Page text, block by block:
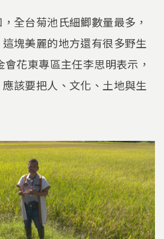
全台菊池氏細鯽數量最多，
塊美麗的地方還有很多野生
花東專區主任李思明表示，
該要把人、文化、土地與生